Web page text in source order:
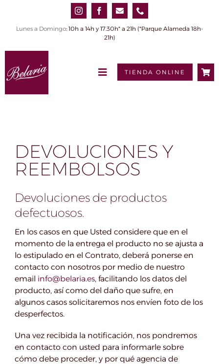
contenido
Lunes a Domingo: 10h a 14h y 17.30h* a 21h (*Parque Alameda 18h-
21h)
Toggle
INICIO
PRODUCTOS
0,00€
Tienda online
TIENDA ONLINE
DEVOLUCIONES Y
REEMBOLSOS
Devoluciones de productos
defectuosos.
En los casos en que Usted considere que en el
momento de la entrega el producto no se ajusta a
lo estipulado en el Contrato, deberá ponerse en
contacto con nosotros por medio de nuestro
email info@belaria.es, facilitando los datos del
producto, así como del daño que sufre, en
algunos casos solicitaremos nos envíen foto de los
desperfectos.
Una vez recibida la notificación, nos pondremos
en contacto con usted para informarle sobre
cómo debe proceder, y por qué agencia de